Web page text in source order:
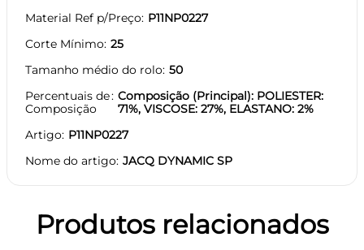
Material Ref p/Preço P11NP0227
Corte Mínimo 25
Tamanho médio do rolo 50
Percentuais de
Composição
Composição (Principal): POLIESTER:
71%, VISCOSE: 27%, ELASTANO: 2%
Artigo P11NP0227
Nome do artigo JACQ DYNAMIC SP
Produtos relacionados